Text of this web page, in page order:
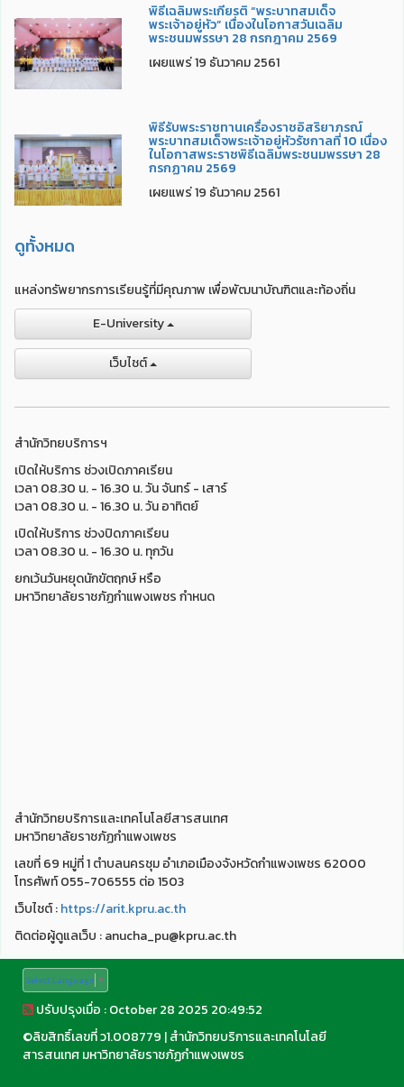
พิธีเฉลิมพระเกียรติ “พระบาทสมเด็จ
พระเจ้าอยู่หัว” เนื่องในโอกาสวันเฉลิม
พระชนมพรรษา 28 กรกฎาคม 2569
เผยแพร่ 19 ธันวาคม 2561
พิธีรับพระราชทานเครื่องราชอิสริยาภรณ์
พระบาทสมเด็จพระเจ้าอยู่หัวรัชกาลที่ 10 เนื่อง
ในโอกาสพระราชพิธีเฉลิมพระชนมพรรษา 28
กรกฏาคม 2569
เผยแพร่ 19 ธันวาคม 2561
ดูทั้งหมด
แหล่งทรัพยากรการเรียนรู้ที่มีคุณภาพ เพื่อพัฒนาบัณฑิตและท้องถิ่น
E-University
เว็บไชต์
สำนักวิทยบริการฯ
เปิดให้บริการ ช่วงเปิดภาคเรียน
เวลา 08.30 น. - 16.30 น. วัน จันทร์ - เสาร์
เวลา 08.30 น. - 16.30 น. วัน อาทิตย์
เปิดให้บริการ ช่วงปิดภาคเรียน
เวลา 08.30 น. - 16.30 น. ทุกวัน
ยกเว้นวันหยุดนักขัตฤกษ์ หรือ
มหาวิทยาลัยราชภัฏกำแพงเพชร กำหนด
สำนักวิทยบริการและเทคโนโลยีสารสนเทศ
มหาวิทยาลัยราชภัฏกำแพงเพชร
เลขที่ 69 หมู่ที่ 1 ตำบลนครชุม อำเภอเมืองจังหวัดกำแพงเพชร 62000
โทรศัพท์ 055-706555 ต่อ 1503
เว็บไชต์ :https://arit.kpru.ac.th
ติดต่อผู้ดูแลเว็บ : anucha_pu@kpru.ac.th
Select Language ▼
ปรับปรุงเมื่อ : October 28 2025 20:49:52
©ลิขสิทธิ์เลขที่ ว1.008779 |สำนักวิทยบริการและเทคโนโลยี
สารสนเทศ มหาวิทยาลัยราชภัฏกำแพงเพชร